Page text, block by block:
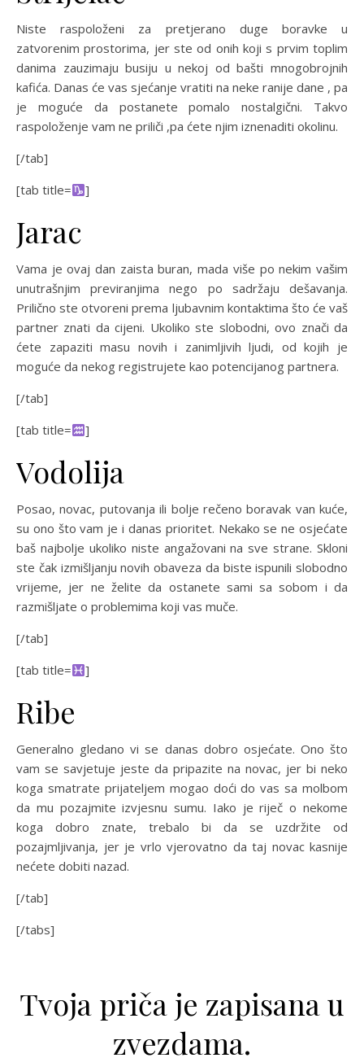
Niste raspoloženi za pretjerano duge boravke u
zatvorenim prostorima, jer ste od onih koji s prvim toplim
danima zauzimaju busiju u nekoj od bašti mnogobrojnih
kafića. Danas će vas sjećanje vratiti na neke ranije dane , pa
je moguće da postanete pomalo nostalgični. Takvo
raspoloženje vam ne priliči ,pa ćete njim iznenaditi okolinu.
[/tab]
[tab title=
]
Jarac
Vama je ovaj dan zaista buran, mada više po nekim vašim
unutrašnjim previranjima nego po sadržaju dešavanja.
Prilično ste otvoreni prema ljubavnim kontaktima što će vaš
partner znati da cijeni. Ukoliko ste slobodni, ovo znači da
ćete zapaziti masu novih i zanimljivih ljudi, od kojih je
moguće da nekog registrujete kao potencijanog partnera.
[/tab]
[tab title=
]
Vodolija
Posao, novac, putovanja ili bolje rečeno boravak van kuće,
su ono što vam je i danas prioritet. Nekako se ne osjećate
baš najbolje ukoliko niste angažovani na sve strane. Skloni
ste čak izmišljanju novih obaveza da biste ispunili slobodno
vrijeme, jer ne želite da ostanete sami sa sobom i da
razmišljate o problemima koji vas muče.
[/tab]
[tab title=
]
Ribe
Generalno gledano vi se danas dobro osjećate. Ono što
vam se savjetuje jeste da pripazite na novac, jer bi neko
koga smatrate prijateljem mogao doći do vas sa molbom
da mu pozajmite izvjesnu sumu. Iako je riječ o nekome
koga dobro znate, trebalo bi da se uzdržite od
pozajmljivanja, jer je vrlo vjerovatno da taj novac kasnije
nećete dobiti nazad.
[/tab]
[/tabs]
Tvoja priča je zapisana u
zvezdama.